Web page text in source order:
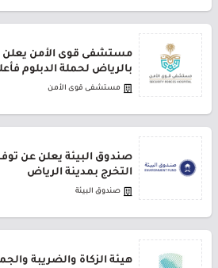
مستشفى قوى الأمن يعلن
بالرياض لحملة الدبلوم
مستشفى قوى الأمن
صندوق البيئة يعلن عن
التخرج بمدينة الرياض
صندوق البيئة
هيئة الزكاة والضريبة